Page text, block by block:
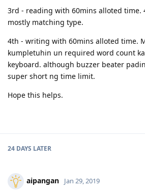
3rd - reading with 60mins alloted time.
mostly matching type.
4th - writing with 60mins alloted time.
kumpletuhin un required word count
keyboard. although buzzer beater
super short ng time limit.
Hope this helps.
24 DAYS LATER
aipangan Jan 29, 2019